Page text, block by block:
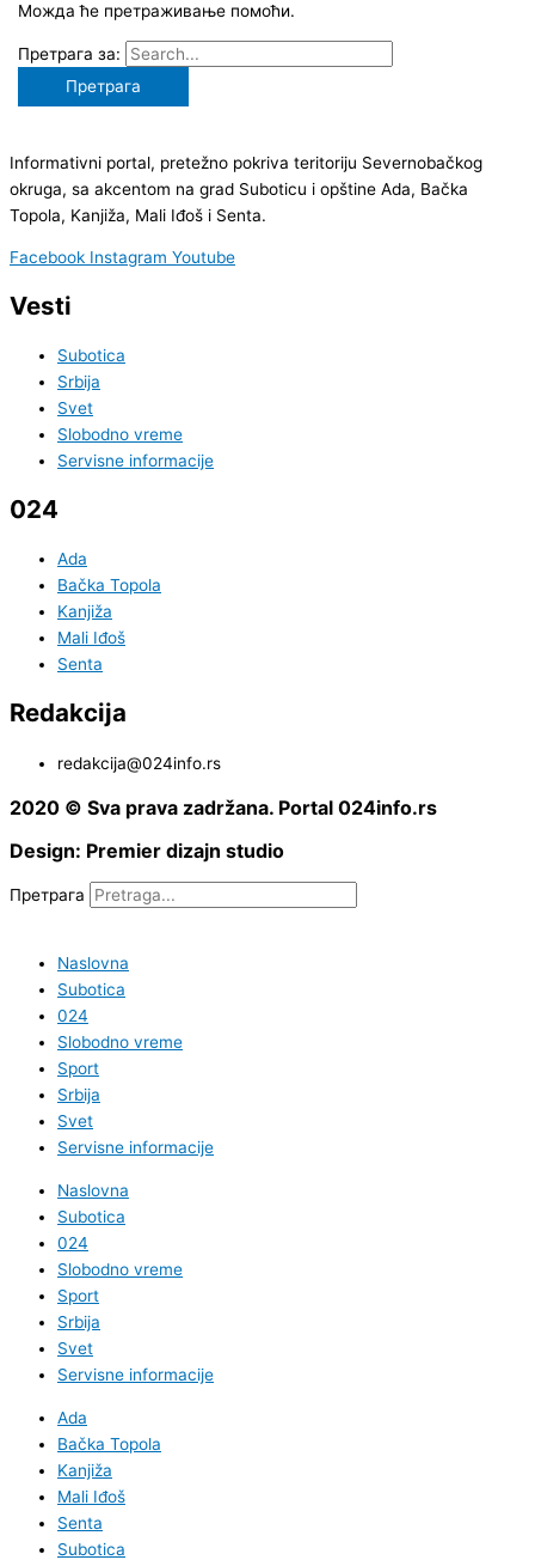
Можда ће претраживање помоћи.
Претрага за:
Informativni portal, pretežno pokriva teritoriju Severnobačkog
okruga, sa akcentom na grad Suboticu i opštine Ada, Bačka
Topola, Kanjiža, Mali Iđoš i Senta.
Facebook Instagram Youtube
Vesti
Subotica
Srbija
Svet
Slobodno vreme
Servisne informacije
024
Ada
Bačka Topola
Kanjiža
Mali Iđoš
Senta
Redakcija
redakcija@024info.rs
2020 © Sva prava zadržana. Portal 024info.rs
Design: Premier dizajn studio
Претрага
Naslovna
Subotica
024
Slobodno vreme
Sport
Srbija
Svet
Servisne informacije
Naslovna
Subotica
024
Slobodno vreme
Sport
Srbija
Svet
Servisne informacije
Ada
Bačka Topola
Kanjiža
Mali Iđoš
Senta
Subotica